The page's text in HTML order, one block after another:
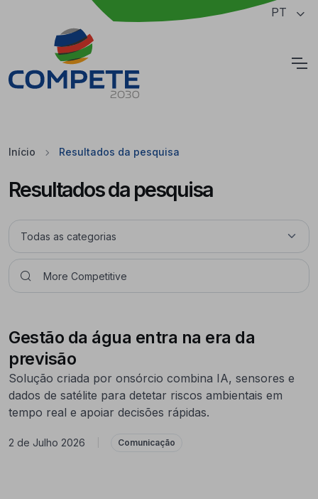
Saltar para o conteúdo principal da página PT
Início Resultados da pesquisa
Resultados da pesquisa
Gestão da água entra na era da
previsão
Solução criada por onsórcio combina IA, sensores e
dados de satélite para detetar riscos ambientais em
tempo real e apoiar decisões rápidas.
2 de Julho 2026 Comunicação